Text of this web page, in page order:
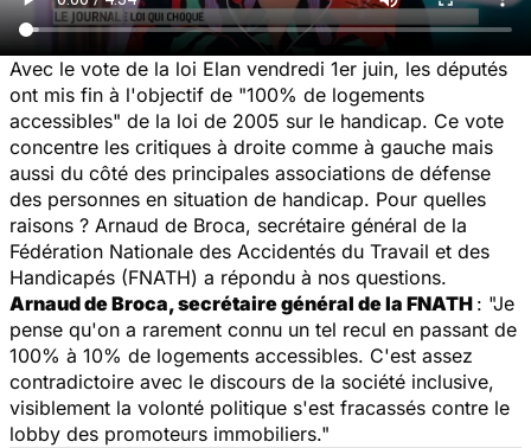
Avec le vote de la loi Elan vendredi 1er juin, les députés
ont mis fin à l'objectif de "100% de logements
accessibles" de la loi de 2005 sur le handicap. Ce vote
concentre les critiques à droite comme à gauche mais
aussi du côté des principales associations de défense
des personnes en situation de handicap. Pour quelles
raisons ? Arnaud de Broca, secrétaire général de la
Fédération Nationale des Accidentés du Travail et des
Handicapés (FNATH) a répondu à nos questions.
​Arnaud de Broca, secrétaire général de la FNATH : "Je
pense qu'on a rarement connu un tel recul en passant de
100% à 10% de logements accessibles. C'est assez
contradictoire avec le discours de la société inclusive,
visiblement la volonté politique s'est fracassés contre le
lobby des promoteurs immobiliers."